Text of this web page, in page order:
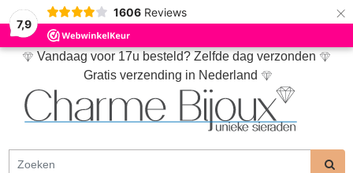
7,9
1606 Reviews ×
Vandaag voor 17u besteld? Zelfde dag verzonden
Gratis verzending in Nederland